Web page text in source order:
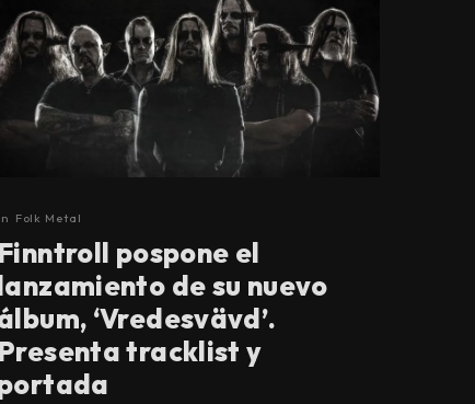
Folk Metal
Finntroll pospone el
de su nuevo
‘Vredesvävd’.
Presenta tracklist y